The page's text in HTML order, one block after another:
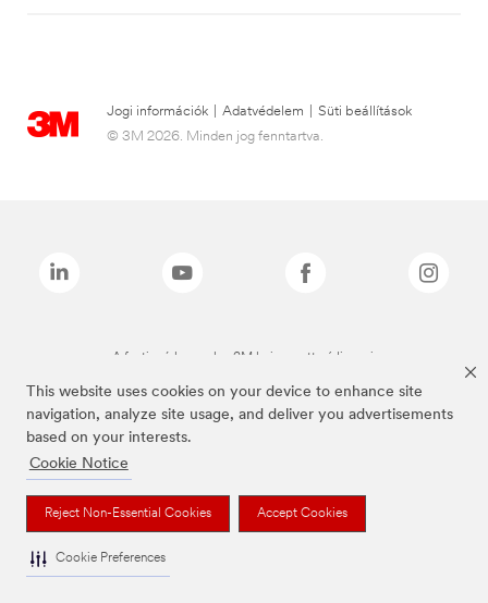
This website uses cookies on your device to enhance site
navigation, analyze site usage, and deliver you advertisements
based on your interests.
Cookie Notice
Reject Non-Essential Cookies Accept Cookies
Cookie Preferences
Jogi információk Adatvédelem
Süti beállítások
© 3M 2026. Minden jog fenntartva.
A fenti márkanevek a 3M bejegyzett védjegyei.